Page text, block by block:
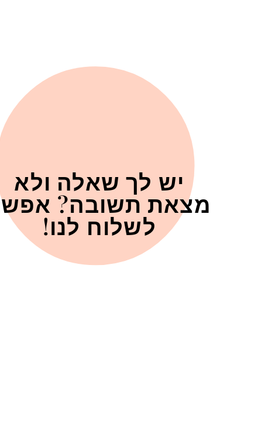
יש לך שאלה ולא
מצאת תשובה?
לשלוח לנו!